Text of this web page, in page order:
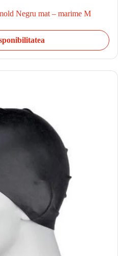
Negru mat – marime M